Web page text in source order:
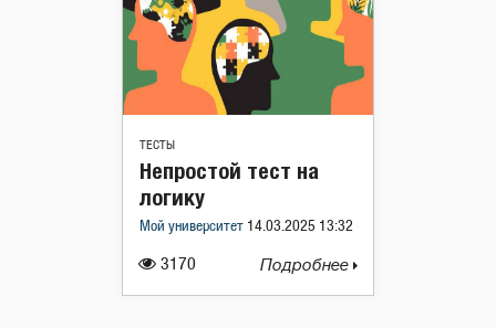
ТЕСТЫ
3170
Непростой тест на
логику
Мой университет 14.03.2025 13:32
Подробнее